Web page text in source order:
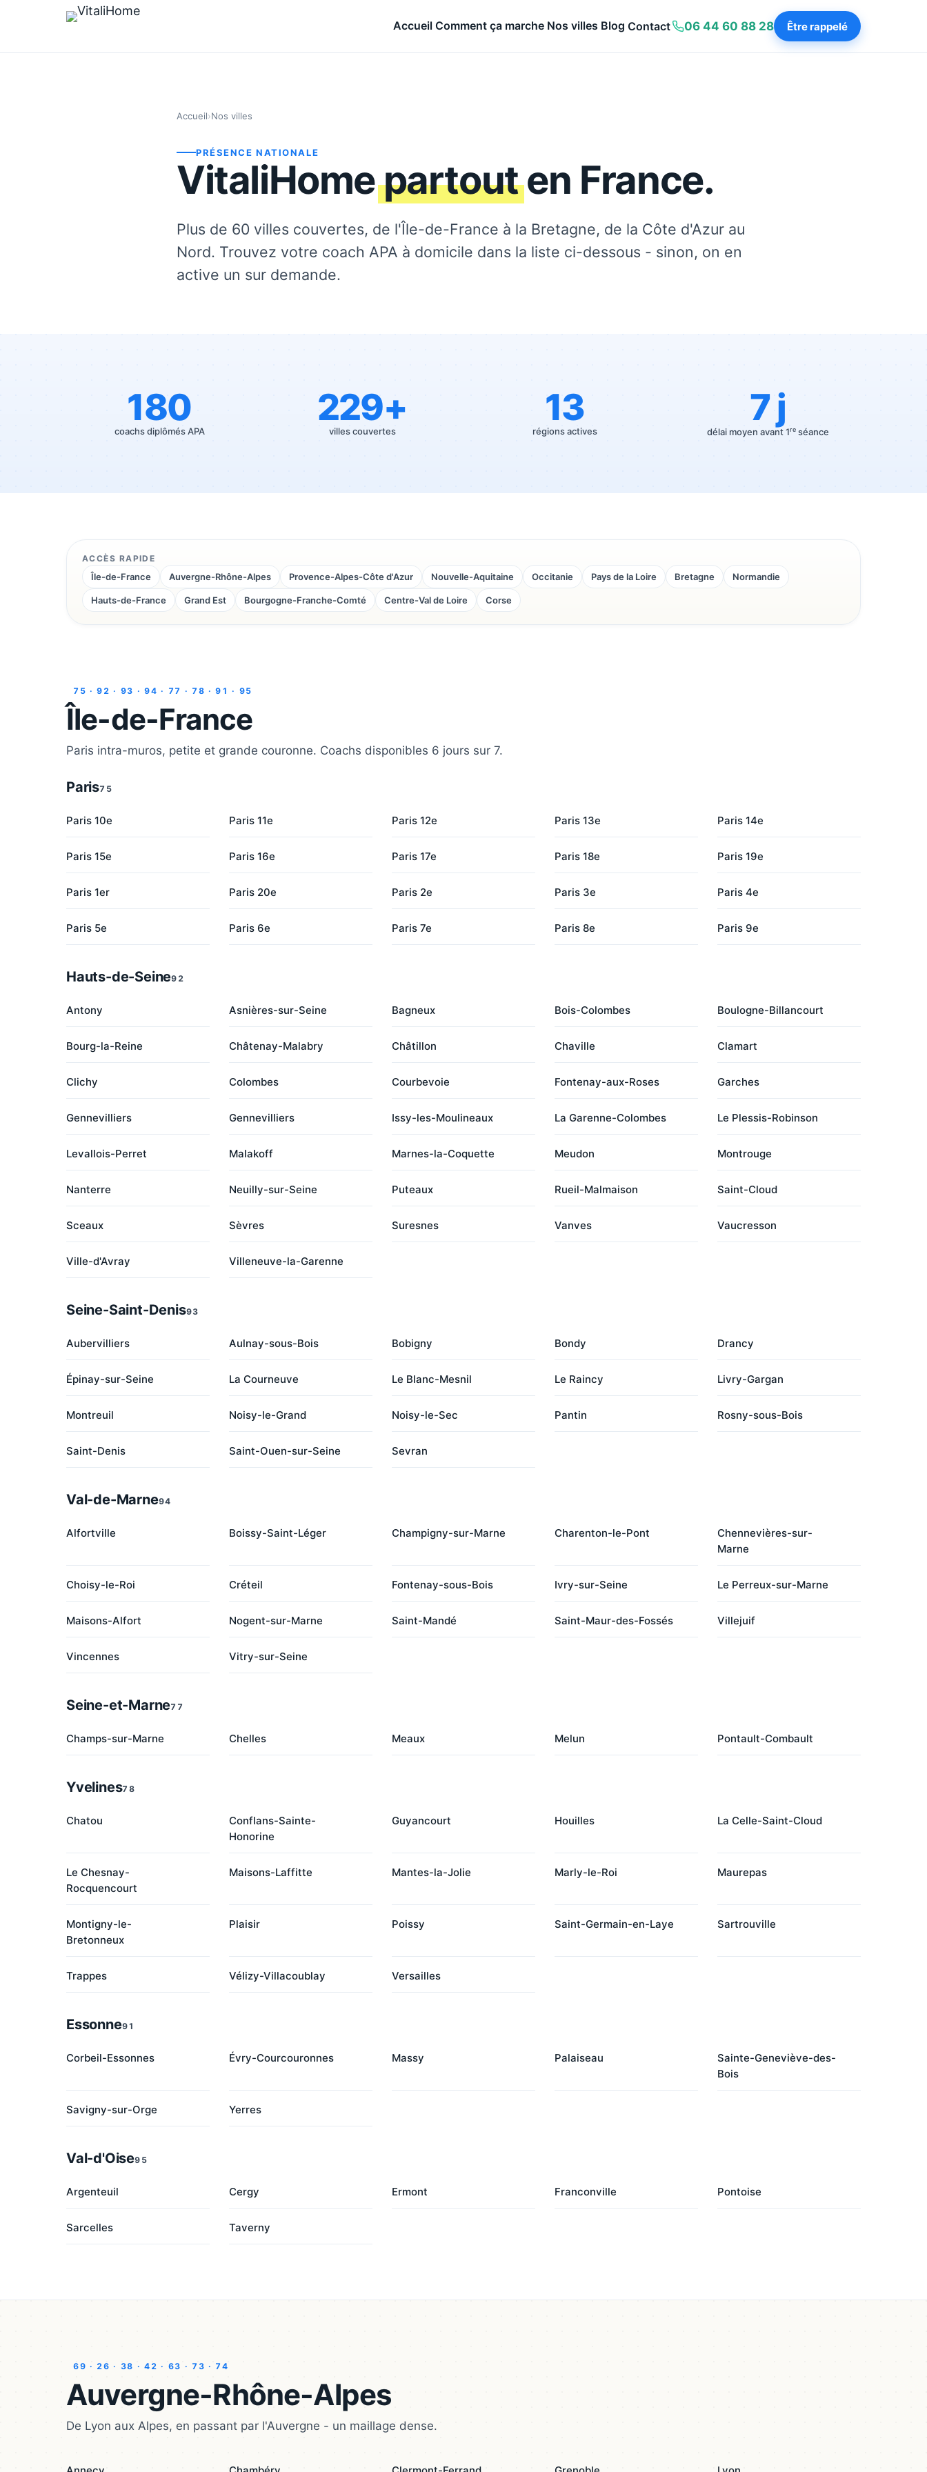
Accueil Comment ça marche Nos villes Blog Contact 06 44 60 88 28 Être rappelé
Accueil›Nos villes
PRÉSENCE NATIONALE
VitaliHomepartouten France.
Plus de 60 villes couvertes, de l'Île-de-France à la Bretagne, de la Côte d'Azur au
Nord. Trouvez votre coach APA à domicile dans la liste ci-dessous - sinon, on en
active un sur demande.
180
coachs diplômés APA
229+
villes couvertes
13
régions actives
7 j
délai moyen avant 1reséance
ACCÈS RAPIDE
Île-de-France Auvergne-Rhône-Alpes Provence-Alpes-Côte d'Azur Nouvelle-Aquitaine Occitanie Pays de la Loire Bretagne Normandie
Hauts-de-France Grand Est Bourgogne-Franche-Comté Centre-Val de Loire Corse
75 · 92 · 93 · 94 · 77 · 78 · 91 · 95
Île-de-France
Paris intra-muros, petite et grande couronne. Coachs disponibles 6 jours sur 7.
Paris75
Paris 10e Paris 11e Paris 12e Paris 13e Paris 14e
Paris 15e Paris 16e Paris 17e Paris 18e Paris 19e
Paris 1er Paris 20e Paris 2e Paris 3e Paris 4e
Paris 5e Paris 6e Paris 7e Paris 8e Paris 9e
Hauts-de-Seine92
Antony Asnières-sur-Seine Bagneux Bois-Colombes Boulogne-Billancourt
Bourg-la-Reine Châtenay-Malabry Châtillon Chaville Clamart
Clichy Colombes Courbevoie Fontenay-aux-Roses Garches
Gennevilliers Gennevilliers Issy-les-Moulineaux La Garenne-Colombes Le Plessis-Robinson
Levallois-Perret Malakoff Marnes-la-Coquette Meudon Montrouge
Nanterre Neuilly-sur-Seine Puteaux Rueil-Malmaison Saint-Cloud
Sceaux Sèvres Suresnes Vanves Vaucresson
Ville-d'Avray Villeneuve-la-Garenne
Seine-Saint-Denis93
Aubervilliers Aulnay-sous-Bois Bobigny Bondy Drancy
Épinay-sur-Seine La Courneuve Le Blanc-Mesnil Le Raincy Livry-Gargan
Montreuil Noisy-le-Grand Noisy-le-Sec Pantin Rosny-sous-Bois
Saint-Denis Saint-Ouen-sur-Seine Sevran
Val-de-Marne94
Alfortville Boissy-Saint-Léger Champigny-sur-Marne Charenton-le-Pont
Chennevières-sur-
Marne
Choisy-le-Roi Créteil Fontenay-sous-Bois Ivry-sur-Seine Le Perreux-sur-Marne
Maisons-Alfort Nogent-sur-Marne Saint-Mandé Saint-Maur-des-Fossés Villejuif
Vincennes Vitry-sur-Seine
Seine-et-Marne77
Champs-sur-Marne Chelles Meaux Melun Pontault-Combault
Yvelines78
Chatou
Conflans-Sainte-
Honorine
Guyancourt Houilles La Celle-Saint-Cloud
Le Chesnay-
Rocquencourt
Maisons-Laffitte Mantes-la-Jolie Marly-le-Roi Maurepas
Montigny-le-
Bretonneux
Plaisir Poissy Saint-Germain-en-Laye Sartrouville
Trappes Vélizy-Villacoublay Versailles
Essonne91
Corbeil-Essonnes Évry-Courcouronnes Massy Palaiseau
Sainte-Geneviève-des-
Bois
Savigny-sur-Orge Yerres
Val-d'Oise95
Argenteuil Cergy Ermont Franconville Pontoise
Sarcelles Taverny
69 · 26 · 38 · 42 · 63 · 73 · 74
Auvergne-Rhône-Alpes
De Lyon aux Alpes, en passant par l'Auvergne - un maillage dense.